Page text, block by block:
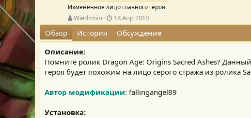
Измененное лицо главного героя
А
в
о
р
Wiedzmin
Д
а
а
о
з
н
18 Апр 2010
Обзор История
Обсуждение
Описание:
Помните ролик Dragon Age: Origins Sacred Ashes?
героя будет похожим на лицо серого стража из ролика
Автор модификации: fallingangel89
Установка: